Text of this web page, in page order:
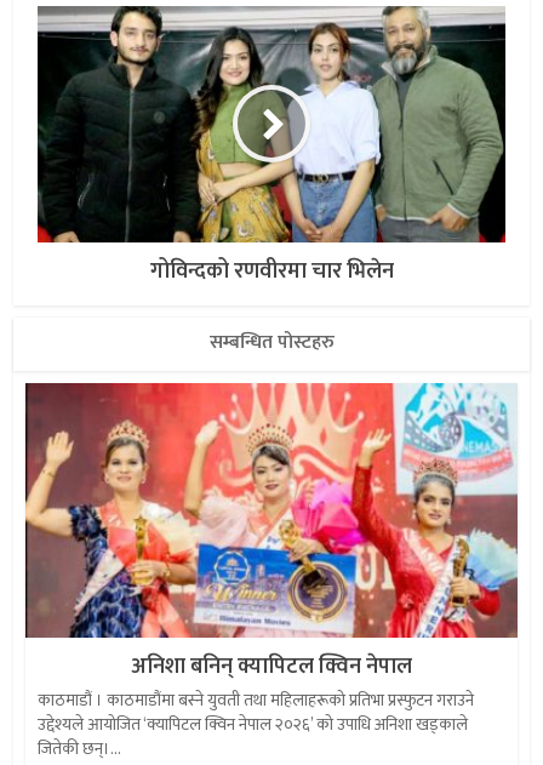
गोविन्दको रणवीरमा चार भिलेन
सम्बन्धित पोस्टहरु
अनिशा बनिन् क्यापिटल क्विन नेपाल
काठमाडौं । काठमाडौंमा बस्ने युवती तथा महिलाहरूको प्रतिभा प्रस्फुटन गराउने
उद्देश्यले आयोजित ‘क्यापिटल क्विन नेपाल २०२६’ को उपाधि अनिशा खड्काले
जितेकी छन्।...